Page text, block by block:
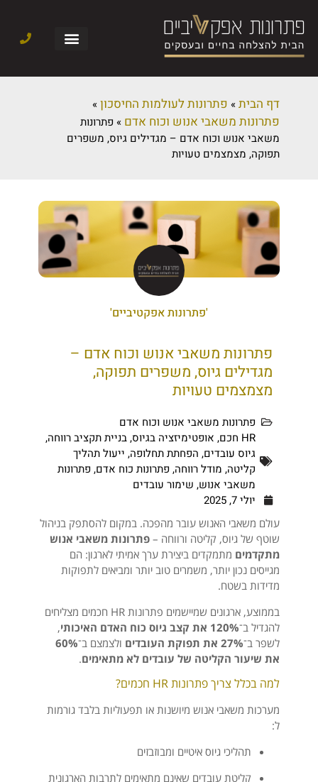
דף הבית» פתרונות לעולמות החיסכון»
פתרונות משאבי אנוש וכוח אדם » פתרונות
משאבי אנוש וכוח אדם – מגדילים גיוס, משפרים
תפוקה, מצמצמים טעויות
'פתרונות אפקטיביים'
פתרונות משאבי אנוש וכוח אדם –
מגדילים גיוס, משפרים תפוקה,
מצמצמים טעויות
פתרונות משאבי אנוש וכוח אדם
HR חכם
, אופטימיזציה בגיוס,בניית תקציב רווחה,
גיוס עובדים, הפחתת תחלופה, ייעול תהליך
קליטה, מודל רווחה, פתרונות כוח אדם, פתרונות
משאבי אנוש, שימור עובדים
יולי 7, 2025
עולם משאבי האנוש עובר מהפכה. במקום להסתפק בניהול
שוטף של גיוס, קליטה ורווחה – פתרונות משאבי אנוש
מתקדמים מתמקדים ביצירת ערך אמיתי לארגון: הם
מגייסים נכון יותר, משמרים טוב יותר ומביאים לתפוקות
מדידות בשטח.
בממוצע, ארגונים שמיישמים פתרונות HR חכמים מצליחים
להגדיל ב־120% את קצב גיוס כוח האדם האיכותי
,
לשפר ב־27% את תפוקת העובדים ולצמצם ב־60%
את שיעור הקליטה של עובדים לא מתאימים.
למה בכלל צריך פתרונות HR חכמים?
מערכות משאבי אנוש מיושנות או תפעוליות בלבד גורמות
ל:
תהליכי גיוס איטיים ומבוזבזים
קליטת עובדים שאינם מתאימים לתרבות הארגונית